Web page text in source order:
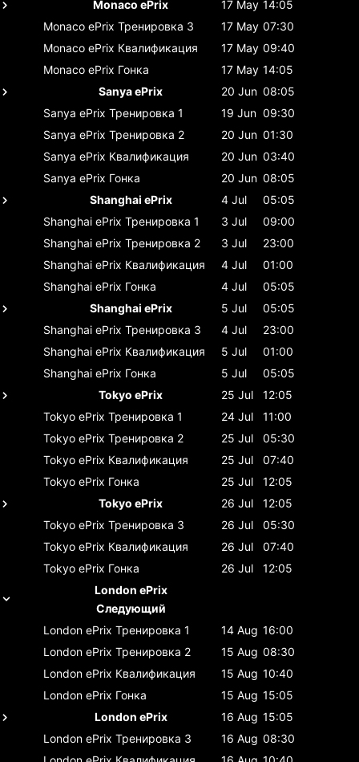
Monaco ePrix
17 May 14:05
Monaco ePrix Тренировка 3 17 May 07:30
Monaco ePrix Квалификация 17 May 09:40
Monaco ePrix Гонка 17 May 14:05
Sanya ePrix
20 Jun 08:05
Sanya ePrix Тренировка 1 19 Jun 09:30
Sanya ePrix Тренировка 2 20 Jun 01:30
Sanya ePrix Квалификация 20 Jun 03:40
Sanya ePrix Гонка 20 Jun 08:05
Shanghai ePrix
4 Jul
05:05
Shanghai ePrix Тренировка 1 3 Jul
09:00
Shanghai ePrix Тренировка 2 3 Jul
23:00
Shanghai ePrix Квалификация 4 Jul
01:00
Shanghai ePrix Гонка 4 Jul
05:05
Shanghai ePrix
5 Jul
05:05
Shanghai ePrix Тренировка 3 4 Jul
23:00
Shanghai ePrix Квалификация 5 Jul
01:00
Shanghai ePrix Гонка 5 Jul
05:05
Tokyo ePrix
25 Jul
12:05
Tokyo ePrix Тренировка 1 24 Jul
11:00
Tokyo ePrix Тренировка 2 25 Jul
05:30
Tokyo ePrix Квалификация 25 Jul
07:40
Tokyo ePrix Гонка 25 Jul
12:05
Tokyo ePrix
26 Jul
12:05
Tokyo ePrix Тренировка 3 26 Jul
05:30
Tokyo ePrix Квалификация 26 Jul
07:40
Tokyo ePrix Гонка 26 Jul
12:05
London ePrix
Следующий
London ePrix Тренировка 1 14 Aug 16:00
London ePrix Тренировка 2 15 Aug 08:30
London ePrix Квалификация 15 Aug 10:40
London ePrix Гонка 15 Aug 15:05
London ePrix
16 Aug 15:05
London ePrix Тренировка 3 16 Aug 08:30